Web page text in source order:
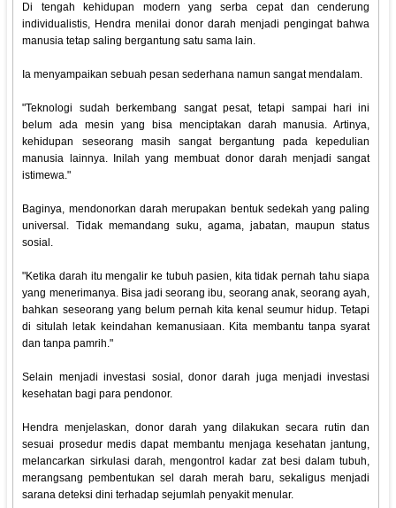
Di tengah kehidupan modern yang serba cepat dan cenderung
individualistis, Hendra menilai donor darah menjadi pengingat bahwa
manusia tetap saling bergantung satu sama lain.
Ia menyampaikan sebuah pesan sederhana namun sangat mendalam.
"Teknologi sudah berkembang sangat pesat, tetapi sampai hari ini
belum ada mesin yang bisa menciptakan darah manusia. Artinya,
kehidupan seseorang masih sangat bergantung pada kepedulian
manusia lainnya. Inilah yang membuat donor darah menjadi sangat
istimewa."
Baginya, mendonorkan darah merupakan bentuk sedekah yang paling
universal. Tidak memandang suku, agama, jabatan, maupun status
sosial.
"Ketika darah itu mengalir ke tubuh pasien, kita tidak pernah tahu siapa
yang menerimanya. Bisa jadi seorang ibu, seorang anak, seorang ayah,
bahkan seseorang yang belum pernah kita kenal seumur hidup. Tetapi
di situlah letak keindahan kemanusiaan. Kita membantu tanpa syarat
dan tanpa pamrih."
Selain menjadi investasi sosial, donor darah juga menjadi investasi
kesehatan bagi para pendonor.
Hendra menjelaskan, donor darah yang dilakukan secara rutin dan
sesuai prosedur medis dapat membantu menjaga kesehatan jantung,
melancarkan sirkulasi darah, mengontrol kadar zat besi dalam tubuh,
merangsang pembentukan sel darah merah baru, sekaligus menjadi
sarana deteksi dini terhadap sejumlah penyakit menular.